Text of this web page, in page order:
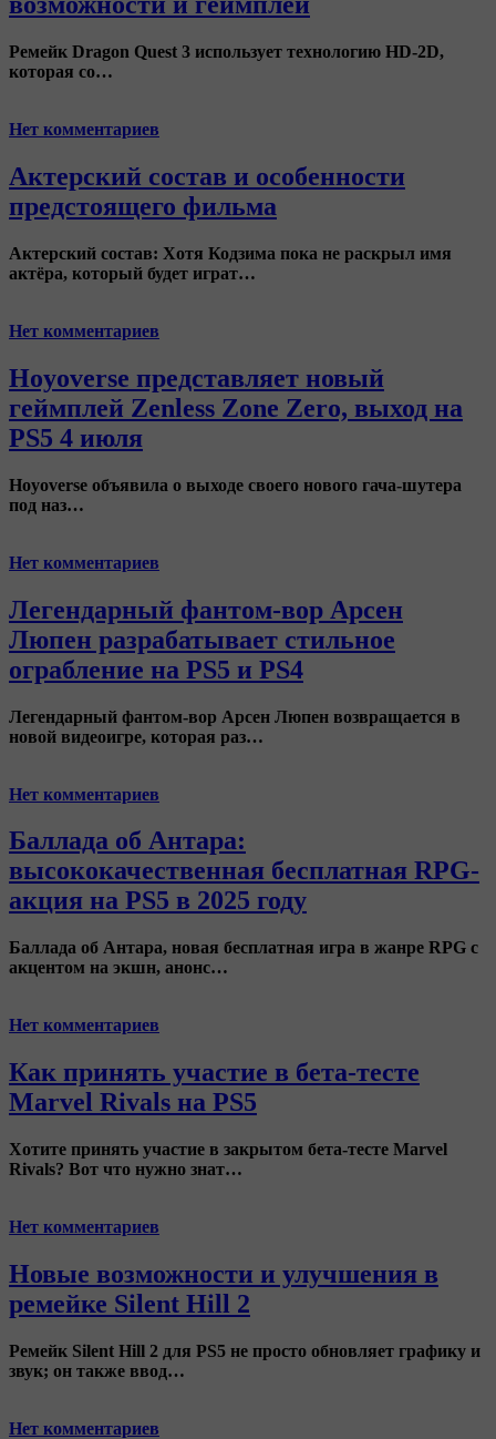
Ремейк Dragon Quest 3 использует технологию HD-2D,
которая со…
Нет комментариев
Актерский состав и особенности
предстоящего фильма
Актерский состав: Хотя Кодзима пока не раскрыл имя
актёра, который будет играт…
Нет комментариев
Hoyoverse представляет новый
геймплей Zenless Zone Zero, выход на
PS5 4 июля
Hoyoverse объявила о выходе своего нового гача-шутера
под наз…
Нет комментариев
Легендарный фантом-вор Арсен
Люпен разрабатывает стильное
ограбление на PS5 и PS4
Легендарный фантом-вор Арсен Люпен возвращается в
новой видеоигре, которая раз…
Нет комментариев
Баллада об Антара:
высококачественная бесплатная RPG-
акция на PS5 в 2025 году
Баллада об Антара, новая бесплатная игра в жанре RPG с
акцентом на экшн, анонс…
Нет комментариев
Как принять участие в бета-тесте
Marvel Rivals на PS5
Хотите принять участие в закрытом бета-тесте Marvel
Rivals? Вот что нужно знат…
Нет комментариев
Новые возможности и улучшения в
ремейке Silent Hill 2
Ремейк Silent Hill 2 для PS5 не просто обновляет графику и
звук; он также ввод…
Нет комментариев